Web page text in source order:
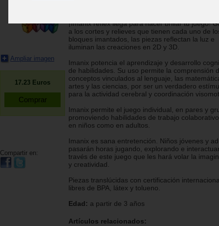
Ampliar imagen
17.23 Euros
Compartir en:
¡Imanix reflex llega para hacer brillar tu juego!
a los cortes y relieves que tienen cada uno de
bloques imantados, las piezas reflectan la luz e
iluminan las creaciones en 2D y 3D.
Imanix potencia el aprendizaje y desarrollo
de habilidades. Su uso permite la comprensión
conceptos vinculados al lenguaje, las
artes y las ciencias, por ser un verdadero
para la actividad cerebral y coordinación
Imanix permite el juego individual, en pares y
promoviendo habilidades de trabajo
en niños como en adultos.
Imanix es sana entretención. Niños jóvenes y
pasarán horas jugando, explorando e
través de este juego que les hará volar la
y creatividad.
Piezas translúcidas con certificación
libres de BPA, látex y tolueno.
Edad: a partir de 3 años
Artículos relacionados: